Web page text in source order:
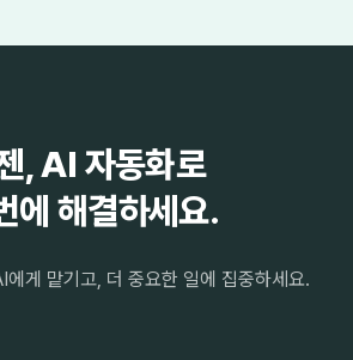
, AI 자동화로
에 해결하세요.
에게 맡기고, 더 중요한 일에 집중하세요.